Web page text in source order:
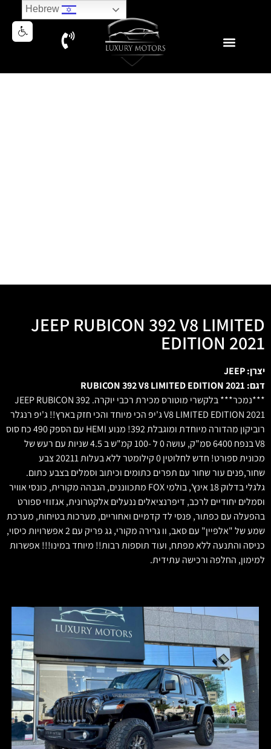
JEEP RUBICON 392 V8 LIMITED
EDITION 2021
יצרן: JEEP
דגם: RUBICON 392 V8 LIMITED EDITION 2021
***נמכר*** בלקשרי מוטורס מכירת רכבי יוקרה. JEEP RUBICON 392
V8 LIMITED EDITION 2021 ג'יפ הכי מיוחד והכי חזק בארץ!! ג'יפ רנגלר
רוביקון מהדורה מיוחדת ומוגבלת 392! מנוע HEMI עם הספק 490 כח סוס
V8 בנפח 6400 סמ"ק, עושה 0 ל -100 קמ"ש ב 4.5 שניות עם רעש של
מכונית ספורט! חדש לחלוטין 0 קילומטר ללא בעלות 20211 צבע
שחור,פנים עור שחור עם תפרים כתומים וכיתוב וסמלים בצבע כתום.
גלגלי בדלוק 18 אינץ', בולמי FOX מתכווננים, הגבהה מקורית, כונסי אוויר
וסמלים יחודיים לרכב, דיפרנציאלים ננעלים אלקטרונית, אגזוזי ספורט
בהפעלה עם כפתור, פנסי לד קדמיים ואחוריים, מערכות בטיחות, מערכת
שמע של "אלפיין" עם סאב, וו גרירה מקורי, גג פריק עם 2 אפשרויות כיסוי,
כניסה והתנעה ללא מפתח, ועוד תוספות רבות!! מיוחד במינו!!! אפשרות
למימון, החלפה ורכישה עתידית.
Hebrew